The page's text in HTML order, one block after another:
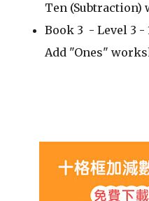
Ten (Subtraction)
Book 3 - Level 3 -
Add "Ones"